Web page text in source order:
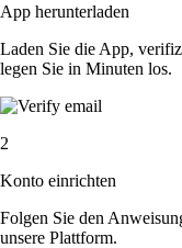
App herunterladen
Laden Sie die App,
legen Sie in Minuten los.
2
Konto einrichten
Folgen Sie den
unsere Plattform.